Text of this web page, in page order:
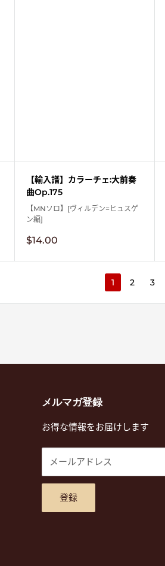
【輸入譜】カラーチェ:大前奏
曲Op.175
【MNソロ】[ヴィルデン=ヒュスゲ
ン編]
販
価
$14.00
1 2 3
メルマガ登録
お得な情報をお届けします
メールアドレス
登録